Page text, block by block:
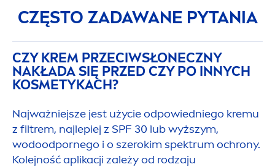
CZĘSTO ZADAWANE PYTANIA
CZY KREM PRZECIWSŁONECZNY
NAKŁADA SIĘ PRZED CZY PO INNYCH
KOSMETYKACH?
Najważniejsze jest użycie odpowiedniego kremu
z filtrem, najlepiej z SPF 30 lub wyższym,
wodoodpornego i o szerokim spektrum ochrony.
Kolejność aplikacji zależy od rodzaju